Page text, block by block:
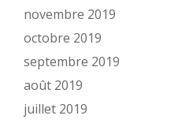
novembre 2019
octobre 2019
septembre 2019
août 2019
juillet 2019